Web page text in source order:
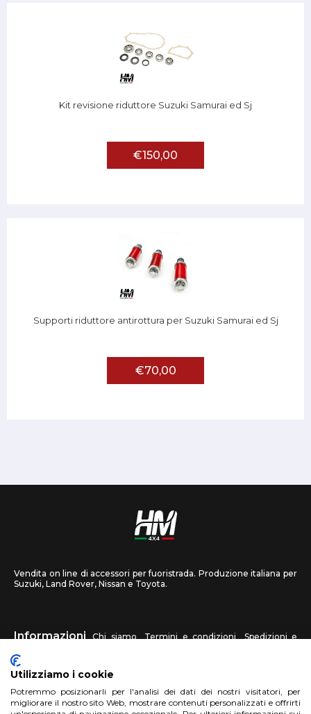
Kit revisione riduttore Suzuki Samurai ed Sj
€150,00
Supporti riduttore antirottura per Suzuki Samurai ed Sj
€70,00
Vendita on line di accessori per fuoristrada. Produzione italiana per
Suzuki, Land Rover, Nissan e Toyota.
Informazioni Chi siamo Termini e condizioni
Spedizioni e
recessi
HM4X4 FAQ Centri assistenza Invia una foto
Utilizziamo i cookie
Potremmo posizionarli per l'analisi dei dati dei nostri visitatori, per
migliorare il nostro sito Web, mostrare contenuti personalizzati e offrirti